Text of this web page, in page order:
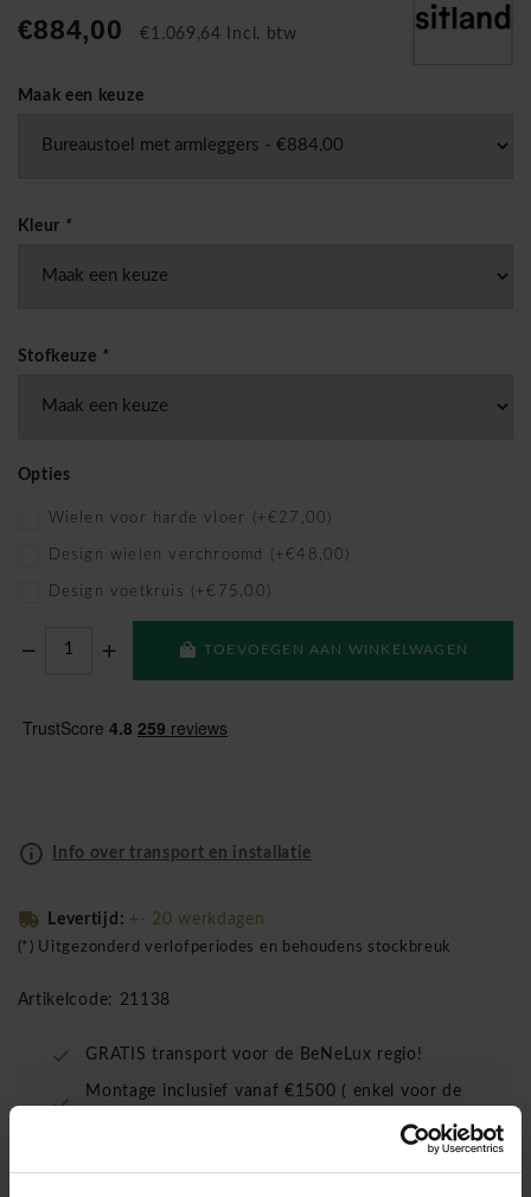
€884,00 €1.069,64 Incl. btw
Maak een keuze
Kleur *
Stofkeuze *
Opties
Wielen voor harde vloer (+€27,00)
Design wielen verchroomd (+€48,00)
Design voetkruis (+€75,00)
TOEVOEGEN AAN WINKELWAGEN
Info over transport en installatie
Levertijd: +- 20 werkdagen
(*) Uitgezonderd verlofperiodes en behoudens stockbreuk
Artikelcode: 21138
GRATIS transport voor de BeNeLux regio!
Montage inclusief vanaf €1500 ( enkel voor de